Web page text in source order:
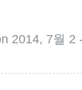
2014, 7월 2